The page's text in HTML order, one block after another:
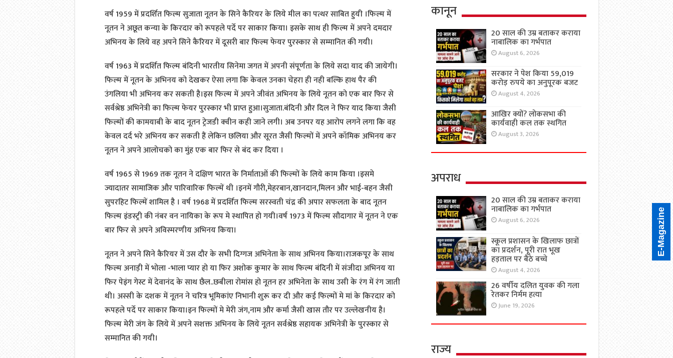
वर्ष 1959 में प्रदर्शित फिल्म सुजाता नूतन के सिने कैरियर के लिये मील का पत्थर साबित हुयी ।फिल्म में
नूतन ने अछूत कन्या के किरदार को रूपहले पर्दे पर साकार किया। इसके साथ ही फिल्म में अपने दमदार
अभिनय के लिये वह अपने सिने कैरियर में दूसरी बार फिल्म फेयर पुरस्कार से सम्मानित की गयी।
वर्ष 1963 में प्रदर्शित फिल्म बंदिनी भारतीय सिनेमा जगत में अपनी संपूर्णता के लिये सदा याद की जायेगी।
फिल्म में नूतन के अभिनय को देखकर ऐसा लगा कि केवल उनका चेहरा ही नही बल्कि हाथ पैर की
उंगलिया भी अभिनय कर सकती है।इस फिल्म में अपने जीवंत अभिनय के लिये नूतन को एक बार फिर से
सर्वश्रेष्ठ अभिनेत्री का फिल्म फेयर पुरस्कार भी प्राप्त हुआ।सुजाता.बंदिनी और दिल ने फिर याद किया जैसी
फिल्मों की कामयाबी के बाद नूतन ट्रेजडी क्वीन कही जाने लगी। अब उनपर यह आरोप लगने लगा कि वह
केवल दर्द भरे अभिनय कर सकती हैं लेकिन छलिया और सूरत जैसी फिल्मों में अपने कॉमिक अभिनय कर
नूतन ने अपने आलोचको का मुंह एक बार फिर से बंद कर दिया ।
वर्ष 1965 से 1969 तक नूतन ने दक्षिण भारत के निर्माताओं की फिल्मों के लिये काम किया ।इसमे
ज्यादातर सामाजिक और पारिवारिक फिल्में थी ।इनमें गौरी,मेहरबान,खानदान,मिलन और भाई-बहन जैसी
सुपरहिट फिल्में शामिल है । वर्ष 1968 में प्रदर्शित फिल्म सरस्वती चंद्र की अपार सफलता के बाद नूतन
फिल्म इंडस्ट्री की नंबर वन नायिका के रूप मे स्थापित हो गयी।वर्ष 1973 में फिल्म सौदागार में नूतन ने एक
बार फिर से अपने अविस्मरणीय अभिनय किया।
नूतन ने अपने सिने कैरियर में उस दौर के सभी दिग्गज अभिनेता के साथ अभिनय किया।राजकपूर के साथ
फिल्म अनाड़ी में भोला -भाला प्यार हो या फिर अशोक कुमार के साथ फिल्म बंदिनी में संजीदा अभिनय या
फिर पेइंग गेस्ट में देवानंद के साथ छैल..छबीला रोमांस हो नूतन हर अभिनेता के साथ उसी के रंग में रंग जाती
थी। अस्सी के दशक में नूतन ने चरित्र भूमिकांए निभानी शुरू कर दी और कई फिल्मों मे मां के किरदार को
रूपहले पर्दे पर साकार किया।इन फिल्मों मे मेरी जंग,नाम और कर्मा जैसी खास तौर पर उल्लेखनीय है।
फिल्म मेरी जंग के लिये में अपने सशक्त अभिनय के लिये नूतन सर्वश्रेष्ठ सहायक अभिनेत्री के पुरस्कार से
सम्मानित की गयी।
कानून
20 साल की उम्र बताकर कराया
नाबालिक का गर्भपात
August 6, 2026
सरकार ने पेश किया 59,019
करोड़ रुपये का अनुपूरक बजट
August 4, 2026
आखिर क्यों? लोकसभा की
कार्यवाही कल तक स्थगित
August 3, 2026
अपराध
20 साल की उम्र बताकर कराया
नाबालिक का गर्भपात
August 6, 2026
स्कूल प्रशासन के खिलाफ छात्रों
का प्रदर्शन, पूरी रात भूख
हड़ताल पर बैठे बच्चे
August 4, 2026
26 वर्षीय दलित युवक की गला
रेतकर निर्मम हत्या
June 19, 2026
राज्य
E-Magazine